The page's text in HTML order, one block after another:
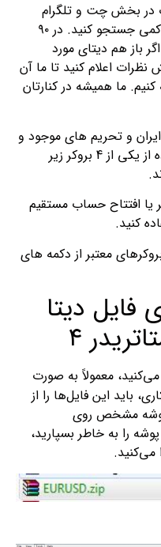
در بخش چت و تلگرام
واقعاً زیاد است، لطفاً قبل از سوال، کمی جستجو کنید. در ۹۰
باز هم دیتای مورد
نظرات اعلام کنید تا ما آن
ما همیشه در کنارتان
و تحریم های موجود و
پیش رو پیشنهاد من به شما استفاده از یکی از 4 بروکر زیر
یا افتتاح حساب مستقیم
کنید.
معتبر از دکمه های
فایل دیتا
۴
معمولاً به صورت
باید این فایل‌ها را از
مشخص روی
را به خاطر بسپارید،
می‌کنید.